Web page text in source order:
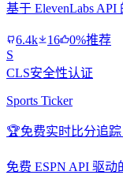
基于 ElevenLabs
6.4k 16
0%推荐
S
CLS安全性认证
Sports Ticker
🏆免费实时比分追
免费 ESPN API 驱